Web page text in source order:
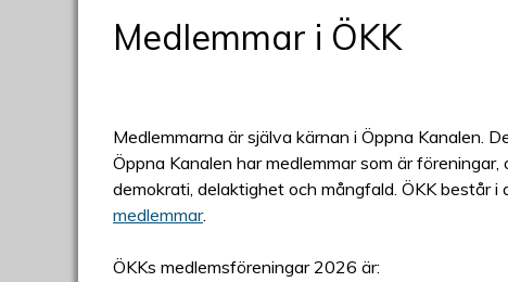
Medlemmar i ÖKK
Medlemmarna är själva kärnan i Öppna Kanalen.
Öppna Kanalen har medlemmar som är
demokrati, delaktighet och mångfald. ÖKK
medlemmar.
ÖKKs medlemsföreningar 2026 är: